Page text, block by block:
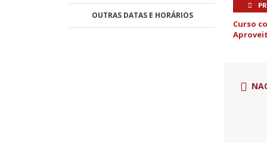
OUTRAS DATAS E HORÁRIOS
Curso